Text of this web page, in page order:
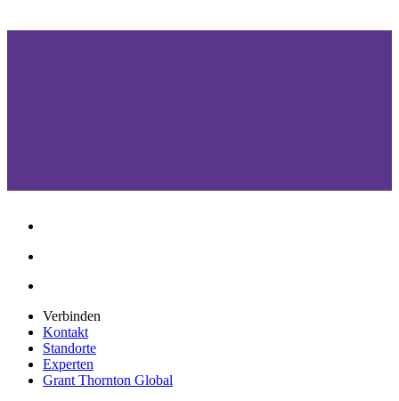
Verbinden
Kontakt
Standorte
Experten
Grant Thornton Global